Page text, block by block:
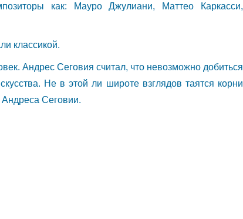
как: Мауро Джулиани, Маттео Каркасси,
классикой.
Андрес Сеговия считал, что невозможно добиться
Не в этой ли широте взглядов таятся корни
Андреса Сеговии.